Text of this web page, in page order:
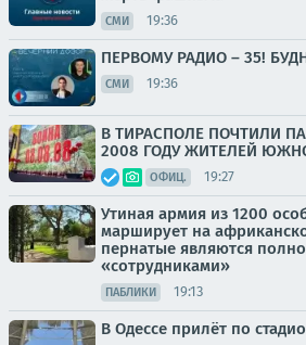
СМИ 19:36
ПЕРВОМУ РАДИО – 35!
СМИ 19:36
В ТИРАСПОЛЕ ПОЧТИЛИ
2008 ГОДУ ЖИТЕЛЕЙ
ОФИЦ. 19:27
Утиная армия из 1200
марширует на
пернатые являются
«сотрудниками»
ПАБЛИКИ 19:13
В Одессе прилёт по